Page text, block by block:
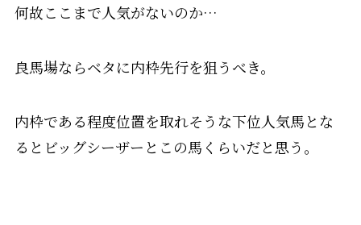
何故ここまで人気がないのか…
良馬場ならベタに内枠先行を狙うべき。
内枠である程度位置を取れそうな下位人気馬とな
るとビッグシーザーとこの馬くらいだと思う。